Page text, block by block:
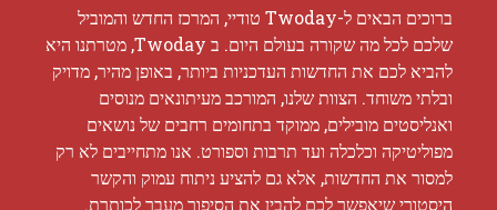
ברוכים הבאים ל-Twoday טודיי, המרכז החדש והמוביל
שלכם לכל מה שקורה בעולם היום. ב Twoday, מטרתנו היא
להביא לכם את החדשות העדכניות ביותר, באופן מהיר, מדויק
ובלתי משוחד. הצוות שלנו, המורכב מעיתונאים מנוסים
ואנליסטים מובילים, ממוקד בתחומים רחבים של נושאים
מפוליטיקה וכלכלה ועד תרבות וספורט. אנו מתחייבים לא רק
למסור את החדשות, אלא גם להציע ניתוח עמוק והקשר
היסטורי שיאפשר לכם להבין את הסיפור מעבר לכותרת.